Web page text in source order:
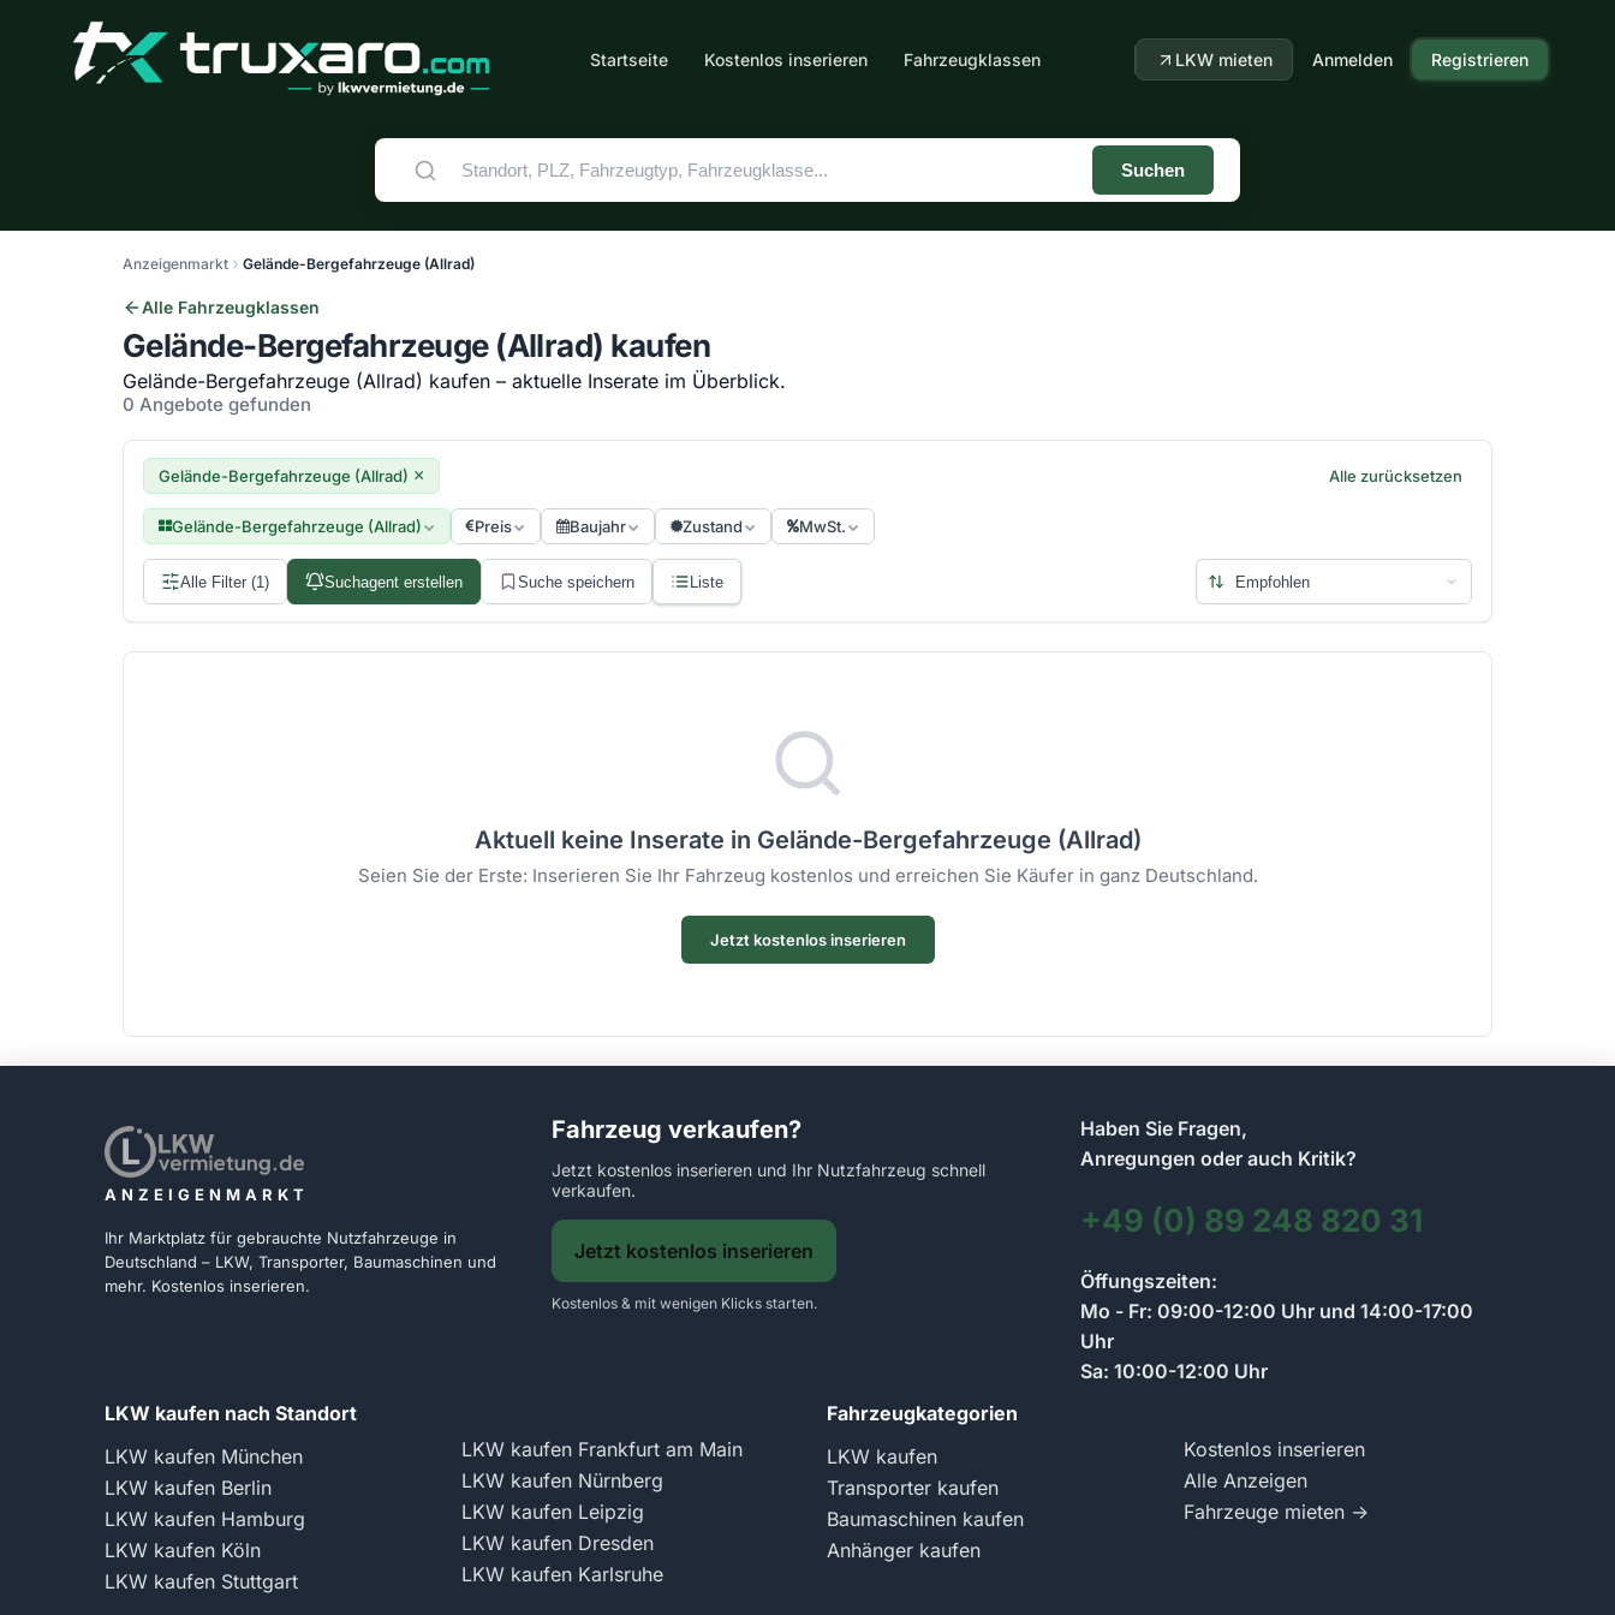
Startseite Kostenlos inserieren Fahrzeugklassen LKW mieten Anmelden Registrieren
Suchen
Anzeigenmarkt Gelände-Bergefahrzeuge (Allrad)
Alle Fahrzeugklassen
Gelände-Bergefahrzeuge (Allrad) kaufen
Gelände-Bergefahrzeuge (Allrad) kaufen – aktuelle Inserate im Überblick.
0 Angebote gefunden
Gelände-Bergefahrzeuge (Allrad) × Alle zurücksetzen
Gelände-Bergefahrzeuge (Allrad) Preis Baujahr Zustand MwSt.
Alle Filter (1) Suchagent erstellen Suche speichern Liste
Aktuell keine Inserate in Gelände-Bergefahrzeuge (Allrad)
Seien Sie der Erste: Inserieren Sie Ihr Fahrzeug kostenlos und erreichen Sie Käufer in ganz Deutschland.
Jetzt kostenlos inserieren
ANZEIGENMARKT
Ihr Marktplatz für gebrauchte Nutzfahrzeuge in
Deutschland – LKW, Transporter, Baumaschinen und
mehr. Kostenlos inserieren.
Fahrzeug verkaufen?
Jetzt kostenlos inserieren und Ihr Nutzfahrzeug schnell
verkaufen.
Jetzt kostenlos inserieren
Kostenlos & mit wenigen Klicks starten.
Haben Sie Fragen,
Anregungen oder auch Kritik?
+49 (0) 89 248 820 31
Öffungszeiten:
Mo - Fr: 09:00-12:00 Uhr und 14:00-17:00
Uhr
Sa: 10:00-12:00 Uhr
LKW kaufen nach Standort
LKW kaufen München
LKW kaufen Berlin
LKW kaufen Hamburg
LKW kaufen Köln
LKW kaufen Stuttgart
LKW kaufen Frankfurt am Main
LKW kaufen Nürnberg
LKW kaufen Leipzig
LKW kaufen Dresden
LKW kaufen Karlsruhe
Fahrzeugkategorien
LKW kaufen
Transporter kaufen
Baumaschinen kaufen
Anhänger kaufen
Kostenlos inserieren
Alle Anzeigen
Fahrzeuge mieten →
Kontakt zum Anzeigenmarkt-Team
Schreiben Sie uns Ihre Frage zum Anzeigenmarkt.